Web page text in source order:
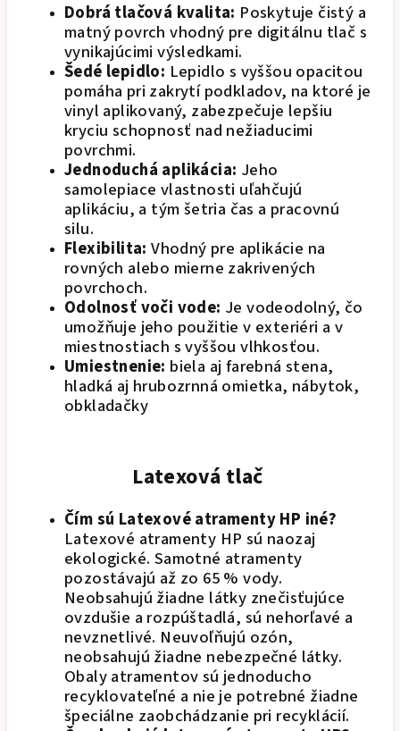
Dobrá tlačová kvalita: Poskytuje čistý a
matný povrch vhodný pre digitálnu tlač s
vynikajúcimi výsledkami.
Šedé lepidlo: Lepidlo s vyššou opacitou
pomáha pri zakrytí podkladov, na ktoré je
vinyl aplikovaný, zabezpečuje lepšiu
kryciu schopnosť nad nežiaducimi
povrchmi.
Jednoduchá aplikácia: Jeho
samolepiace vlastnosti uľahčujú
aplikáciu, a tým šetria čas a pracovnú
silu.
Flexibilita: Vhodný pre aplikácie na
rovných alebo mierne zakrivených
povrchoch.
Odolnosť voči vode: Je vodeodolný, čo
umožňuje jeho použitie v exteriéri a v
miestnostiach s vyššou vlhkosťou.
Umiestnenie: biela aj farebná stena,
hladká aj hrubozrnná omietka, nábytok,
obkladačky
Latexová tlač
Čím sú Latexové atramenty HP iné?
Latexové atramenty HP sú naozaj
ekologické. Samotné atramenty
pozostávajú až zo 65 % vody.
Neobsahujú žiadne látky znečisťujúce
ovzdušie a rozpúštadlá, sú nehorľavé a
nevznetlivé. Neuvoľňujú ozón,
neobsahujú žiadne nebezpečné látky.
Obaly atramentov sú jednoducho
recyklovateľné a nie je potrebné žiadne
špeciálne zaobchádzanie pri recyklácií.